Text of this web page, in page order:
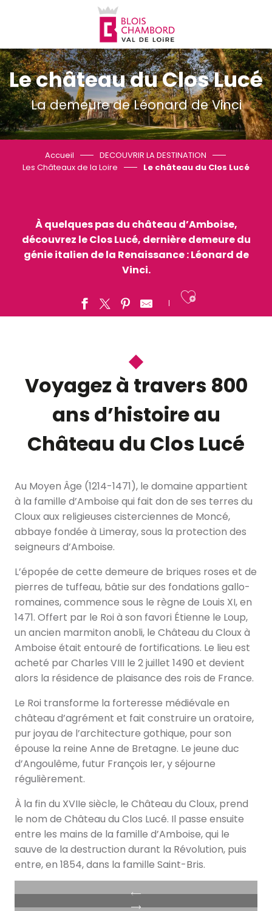
principal
Le château du Clos Lucé
La demeure de Léonard de Vinci
Accueil
DECOUVRIR LA DESTINATION
Les Châteaux de la Loire
Le château du Clos Lucé
À quelques pas du château d’Amboise,
découvrez le Clos Lucé, dernière demeure du
génie italien de la Renaissance : Léonard de
Vinci.
Ajouter
Voyagez à travers 800
ans d’histoire au
Château du Clos Lucé
Au Moyen Âge (1214-1471), le domaine appartient
à la famille d’Amboise qui fait don de ses terres du
Cloux aux religieuses cisterciennes de Moncé,
abbaye fondée à Limeray, sous la protection des
seigneurs d’Amboise.
L’épopée de cette demeure de briques roses et de
pierres de tuffeau, bâtie sur des fondations gallo-
romaines, commence sous le règne de Louis XI, en
1471. Offert par le Roi à son favori Étienne le Loup,
un ancien marmiton anobli, le Château du Cloux à
Amboise était entouré de fortifications. Le lieu est
acheté par Charles VIII le 2 juillet 1490 et devient
alors la résidence de plaisance des rois de France.
Le Roi transforme la forteresse médiévale en
château d’agrément et fait construire un oratoire,
pur joyau de l’architecture gothique, pour son
épouse la reine Anne de Bretagne. Le jeune duc
d’Angoulême, futur François Ier, y séjourne
régulièrement.
À la fin du XVIIe siècle, le Château du Cloux, prend
le nom de Château du Clos Lucé. Il passe ensuite
entre les mains de la famille d’Amboise, qui le
sauve de la destruction durant la Révolution, puis
entre, en 1854, dans la famille Saint-Bris.